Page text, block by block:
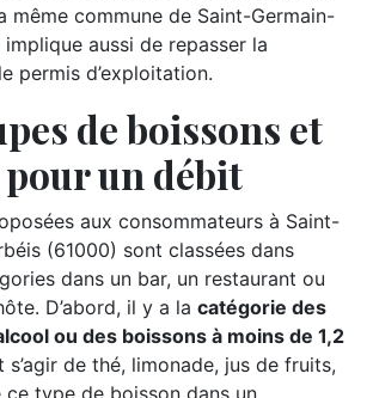
même commune de Saint-Germain-
aussi de repasser la
permis d’exploitation.
de boissons et
un débit
aux consommateurs à Saint-
(61000) sont classées dans
dans un bar, un restaurant ou
D’abord, il y a la catégorie des
ou des boissons à moins de 1,2
s’agir de thé, limonade, jus de fruits,
type de boisson dans un